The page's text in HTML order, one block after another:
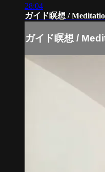
28:04
ガイド瞑想 /
ガイド瞑想 /